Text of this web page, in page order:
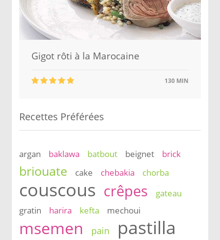
Gigot rôti à la Marocaine
130 MIN
Recettes Préférées
argan baklawa batbout beignet brick
briouate cake chebakia chorba
couscous crêpes
gateau
gratin
harira kefta mechoui
msemen pain pastilla